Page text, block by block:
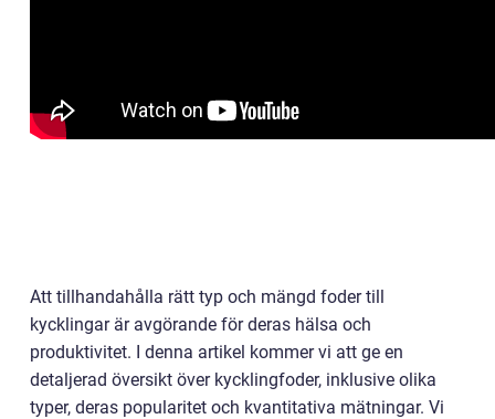
Att tillhandahålla rätt typ och mängd foder till
kycklingar är avgörande för deras hälsa och
produktivitet. I denna artikel kommer vi att ge en
detaljerad översikt över kycklingfoder, inklusive olika
typer, deras popularitet och kvantitativa mätningar. Vi